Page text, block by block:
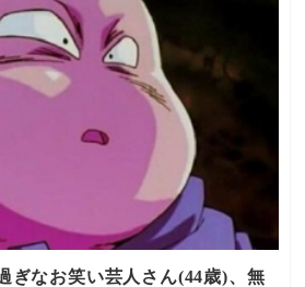
ぎなお笑い芸人さん(44歳)、無